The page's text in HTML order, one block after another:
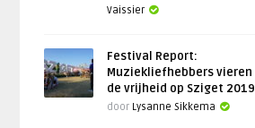
Vaissier
Festival Report:
Muziekliefhebbers vieren
de vrijheid op Sziget 2019
door Lysanne Sikkema